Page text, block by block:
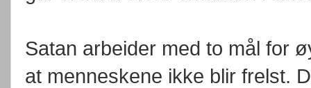
Satan arbeider med to mål for
at menneskene ikke blir frelst.